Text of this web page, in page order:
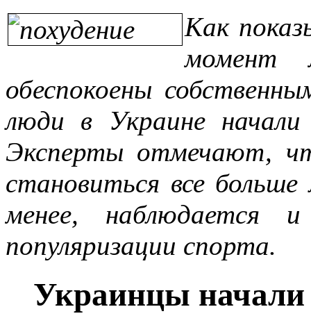
Как
момент
обеспокоены
люди в Украине
Эксперты отмечают,
становиться все
менее, наблюдается
популяризации спорта.
Украинцы начали